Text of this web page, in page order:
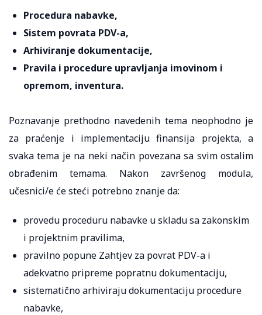
Procedura nabavke,
Sistem povrata PDV-a,
Arhiviranje dokumentacije,
Pravila i procedure upravljanja imovinom i
opremom, inventura.
Poznavanje prethodno navedenih tema neophodno je
za praćenje i implementaciju finansija projekta, a
svaka tema je na neki način povezana sa svim ostalim
obrađenim temama. Nakon završenog modula,
učesnici/e će steći potrebno znanje da:
provedu proceduru nabavke u skladu sa zakonskim
i projektnim pravilima,
pravilno popune Zahtjev za povrat PDV-a i
adekvatno pripreme popratnu dokumentaciju,
sistematično arhiviraju dokumentaciju procedure
nabavke,